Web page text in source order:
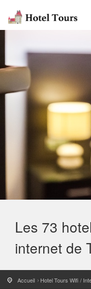
Les 73
internet de
Accueil Hotel Tours Wifi /